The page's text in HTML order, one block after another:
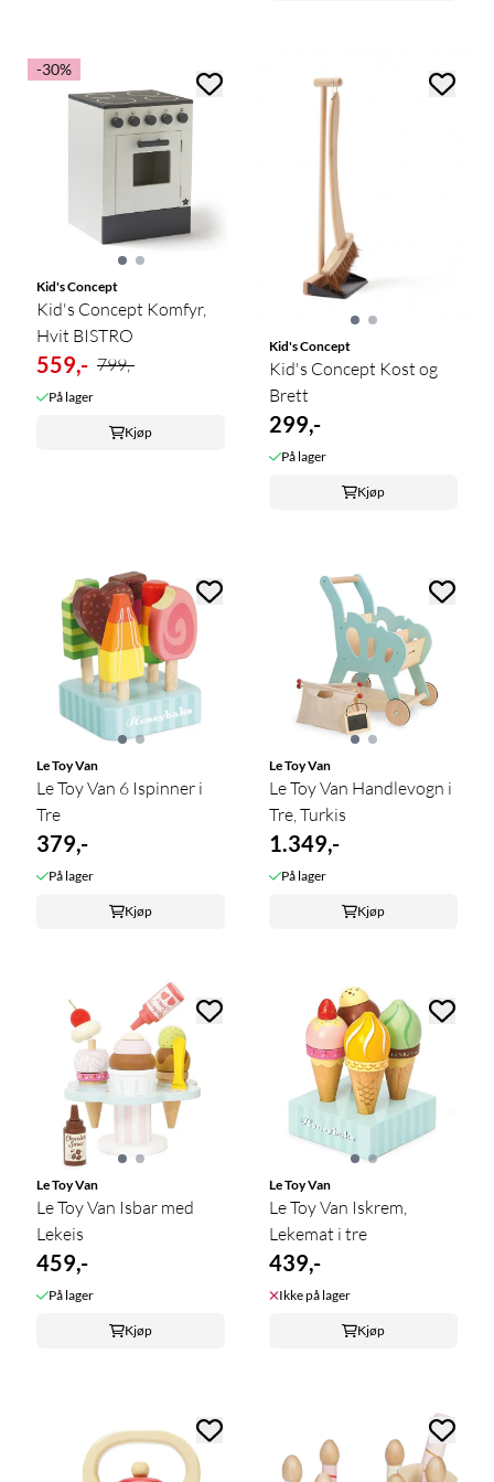
-30%
Kid's Concept
Kid's Concept Komfyr,
Hvit BISTRO
559,- 799,-
På lager
Kjøp
Kid's Concept
Kid's Concept Kost og
Brett
299,-
På lager
Kjøp
Le Toy Van
Le Toy Van 6 Ispinner i
Tre
379,-
På lager
Kjøp
Le Toy Van
Le Toy Van Handlevogn i
Tre, Turkis
1.349,-
På lager
Kjøp
Le Toy Van
Le Toy Van Isbar med
Lekeis
459,-
På lager
Kjøp
Le Toy Van
Le Toy Van Iskrem,
Lekemat i tre
439,-
Ikke på lager
Kjøp